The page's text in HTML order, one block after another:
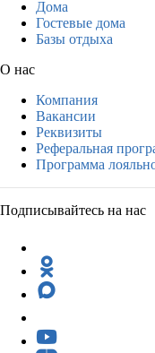
Дома
Гостевые дома
Базы отдыха
О нас
Компания
Вакансии
Реквизиты
Реферальная
Программа
Подписывайтесь на нас